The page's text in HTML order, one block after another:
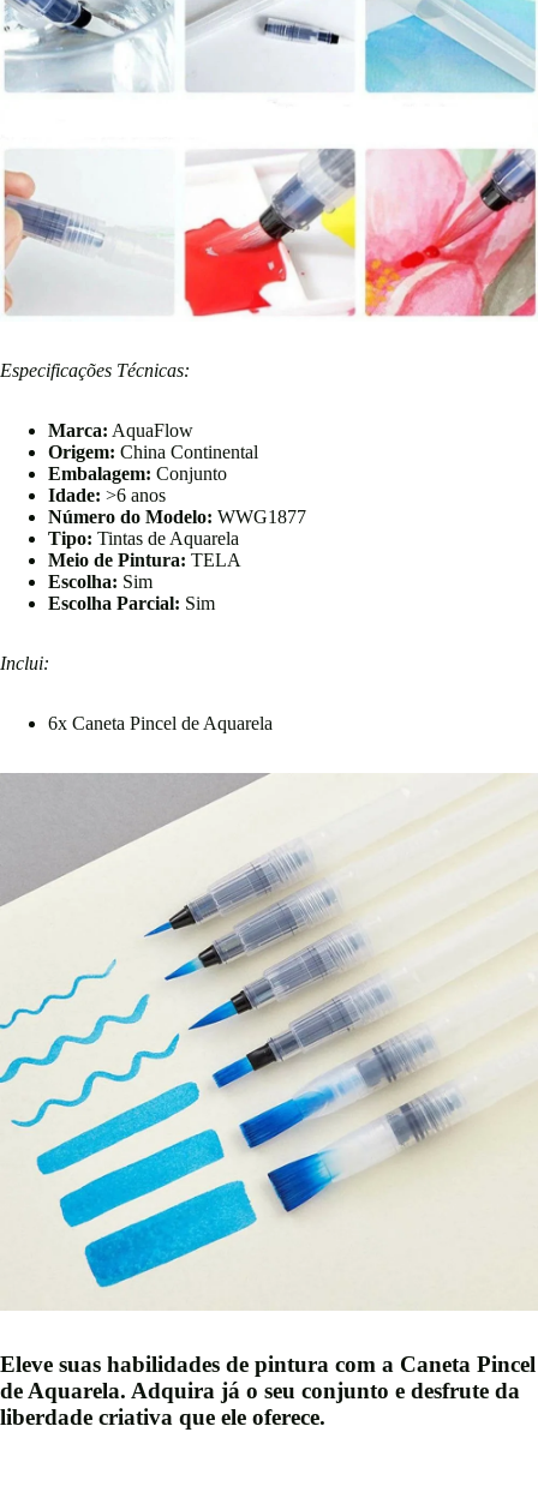
Especificações Técnicas:
Marca: AquaFlow
Origem: China Continental
Embalagem: Conjunto
Idade: >6 anos
Número do Modelo: WWG1877
Tipo: Tintas de Aquarela
Meio de Pintura: TELA
Escolha: Sim
Escolha Parcial: Sim
Inclui:
6x Caneta Pincel de Aquarela
Eleve suas habilidades de pintura com a Caneta Pincel
de Aquarela. Adquira já o seu conjunto e desfrute da
liberdade criativa que ele oferece.